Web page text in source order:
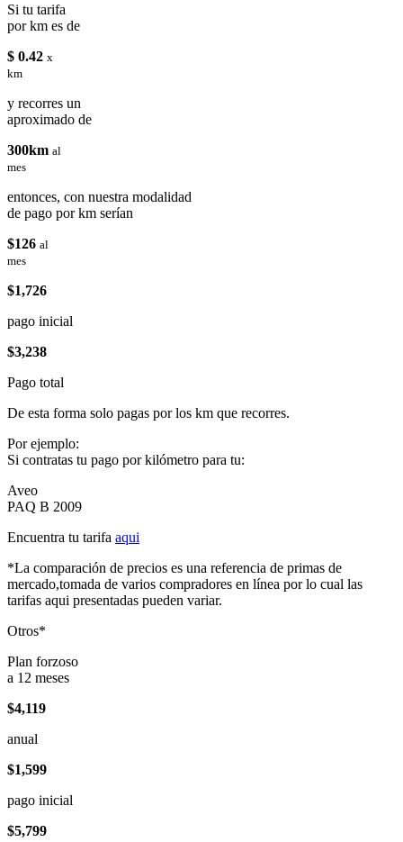
Si tu tarifa
por km es de
$ 0.42 x
km
y recorres un
aproximado de
300km al
mes
entonces, con nuestra modalidad
de pago por km serían
$126 al
mes
$1,726
pago inicial
$3,238
Pago total
De esta forma solo pagas por los km que recorres.
Por ejemplo:
Si contratas tu pago por kilómetro para tu:
Aveo
PAQ B 2009
Encuentra tu tarifa aqui
*La comparación de precios es una referencia de primas de
mercado,tomada de varios compradores en línea por lo cual las
tarifas aqui presentadas pueden variar.
Otros*
Plan forzoso
a 12 meses
$4,119
anual
$1,599
pago inicial
$5,799